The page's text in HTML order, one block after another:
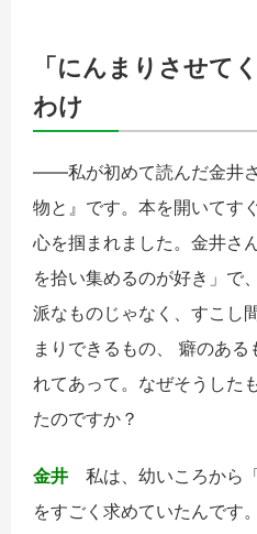
「にんまりさせて
わけ
――私が初めて読んだ金井
物と』です。本を開いてす
心を掴まれました。金井さ
を拾い集めるのが好き」で
派なものじゃなく、すこし
まりできるもの、 癖のあ
れてあって。なぜそうした
たのですか？
金井 私は、幼いころから
をすごく求めていたんです。